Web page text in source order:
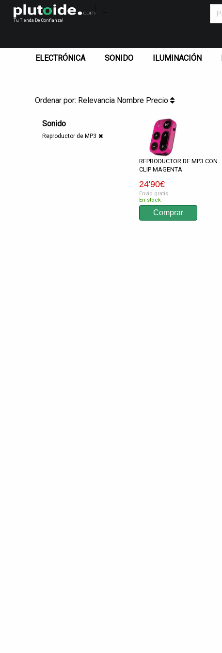
Tu Tienda De Confianza!
ELECTRÓNICA SONIDO ILUMINACIÓN
Ordenar por: Relevancia Nombre Precio
Sonido
Reproductor de MP3
REPRODUCTOR DE MP3 CON
CLIP MAGENTA
24'90€
Envío gratis
En stock